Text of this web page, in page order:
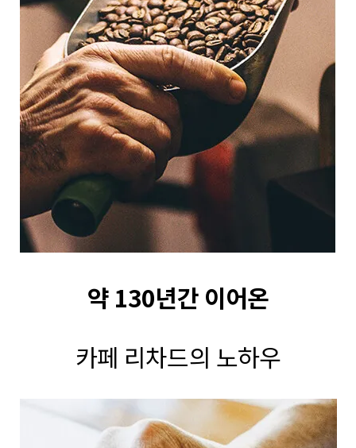
약 130년간 이어온
카페 리차드의 노하우